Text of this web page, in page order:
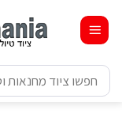
content
חיפוש
עבור: